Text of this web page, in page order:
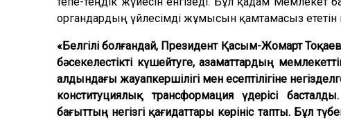
органдардың үйлесімді жұмысын қамтамасыз ететін
«Белгілі болғандай, Президент Қасым-Жомарт
бәсекелестікті күшейтуге, азаматтардың
алдындағы жауапкершілігі мен есептілігіне
конституциялық трансформация үдерісі
бағыттың негізгі қағидаттары көрініс тапты. Бұл